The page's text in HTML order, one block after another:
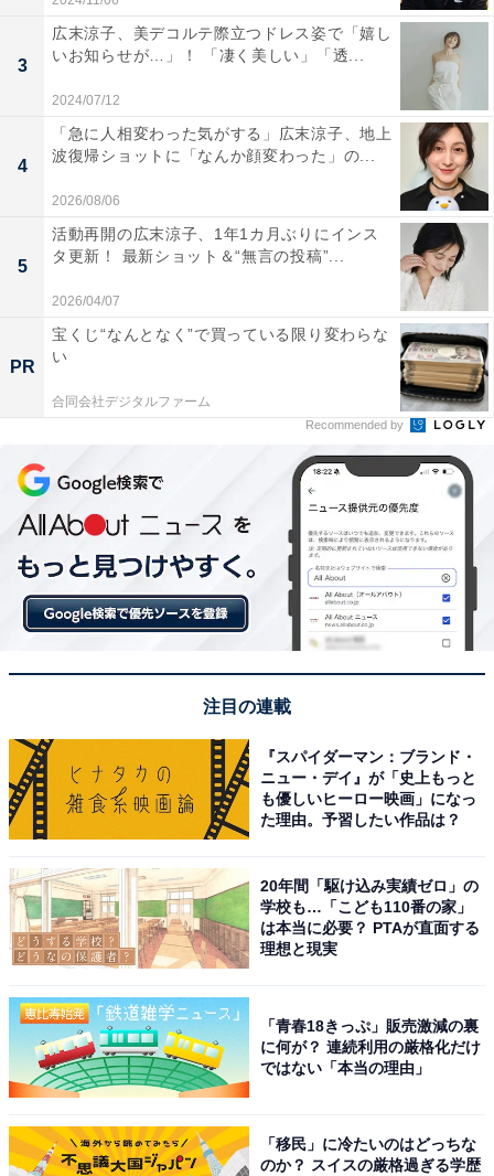
3
広末涼子、美デコルテ際立つドレス姿で「嬉し
いお知らせが…」！ 「凄く美しい」「透...
2024/07/12
4
「急に人相変わった気がする」広末涼子、地上
波復帰ショットに「なんか顔変わった」の...
2026/08/06
5
活動再開の広末涼子、1年1カ月ぶりにインス
タ更新！ 最新ショット＆“無言の投稿”...
2026/04/07
PR
宝くじ“なんとなく”で買っている限り変わらな
い
合同会社デジタルファーム
Recommended by
注目の連載
『スパイダーマン：ブランド・
ニュー・デイ』が「史上もっと
も優しいヒーロー映画」になっ
た理由。予習したい作品は？
20年間「駆け込み実績ゼロ」の
学校も…「こども110番の家」
は本当に必要？ PTAが直面する
理想と現実
「青春18きっぷ」販売激減の裏
に何が？ 連続利用の厳格化だけ
ではない「本当の理由」
「移民」に冷たいのはどっちな
のか？ スイスの厳格過ぎる学歴